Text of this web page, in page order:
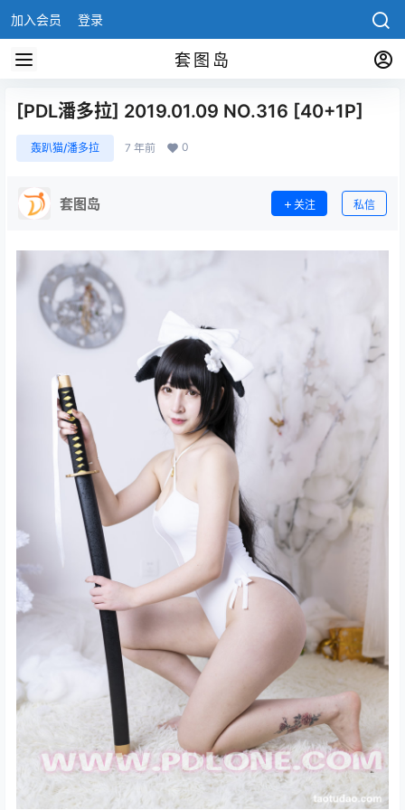
加入会员 登录
套图岛
[PDL潘多拉] 2019.01.09 NO.316 [40+1P]
轰趴猫/潘多拉 7 年前 0
套图岛 关注 私信